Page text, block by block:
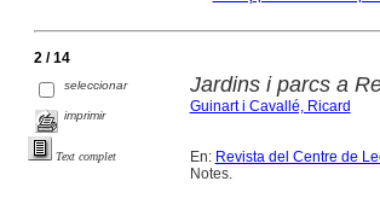
2 / 14
seleccionar
imprimir
Text complet
Jardins i parcs a
Guinart i Cavallé, Ricard
En: Revista del Centre de
Notes.